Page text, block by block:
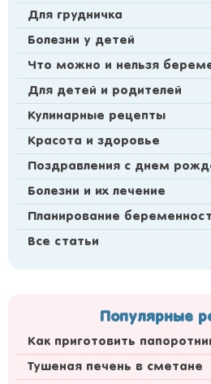
Для грудничка
Болезни у детей
Что можно и нельзя
Для детей и родителей
Кулинарные рецепты
Красота и здоровье
Поздравления с днем
Болезни и их лечение
Планирование
Все статьи
Популярные
Как приготовить
Тушеная печень в сметане